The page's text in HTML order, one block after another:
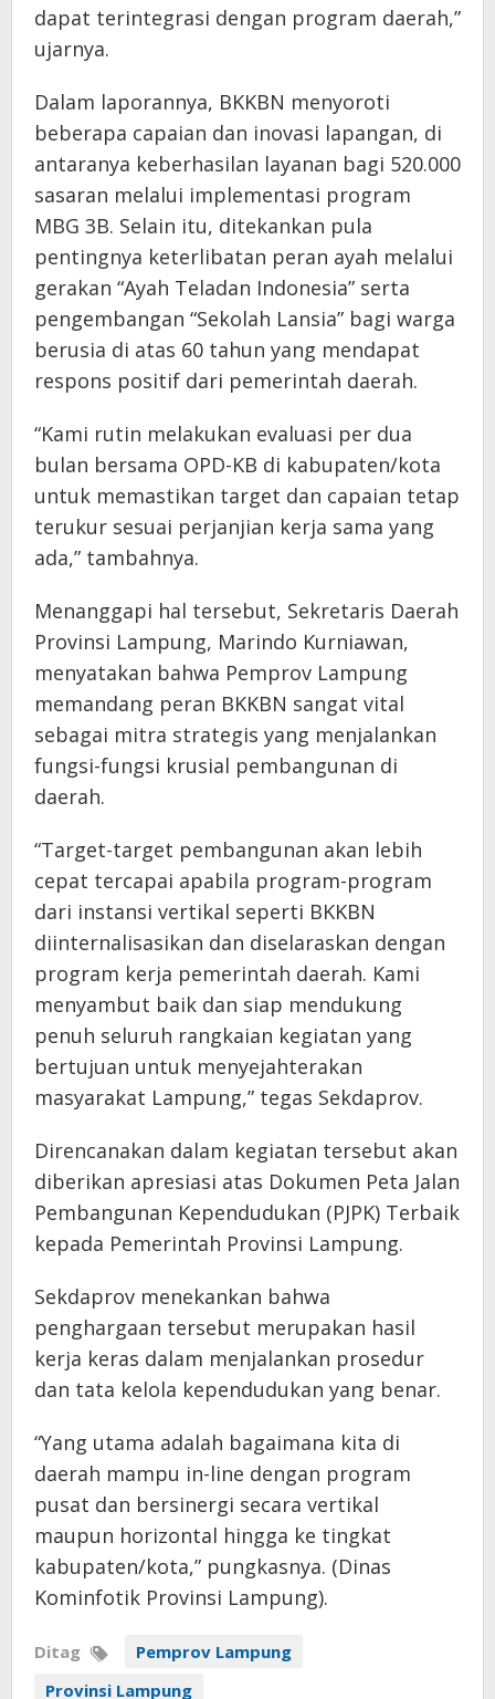
dapat terintegrasi dengan program daerah,”
ujarnya.
Dalam laporannya, BKKBN menyoroti
beberapa capaian dan inovasi lapangan, di
antaranya keberhasilan layanan bagi 520.000
sasaran melalui implementasi program
MBG 3B. Selain itu, ditekankan pula
pentingnya keterlibatan peran ayah melalui
gerakan “Ayah Teladan Indonesia” serta
pengembangan “Sekolah Lansia” bagi warga
berusia di atas 60 tahun yang mendapat
respons positif dari pemerintah daerah.
“Kami rutin melakukan evaluasi per dua
bulan bersama OPD-KB di kabupaten/kota
untuk memastikan target dan capaian tetap
terukur sesuai perjanjian kerja sama yang
ada,” tambahnya.
Menanggapi hal tersebut, Sekretaris Daerah
Provinsi Lampung, Marindo Kurniawan,
menyatakan bahwa Pemprov Lampung
memandang peran BKKBN sangat vital
sebagai mitra strategis yang menjalankan
fungsi-fungsi krusial pembangunan di
daerah.
“Target-target pembangunan akan lebih
cepat tercapai apabila program-program
dari instansi vertikal seperti BKKBN
diinternalisasikan dan diselaraskan dengan
program kerja pemerintah daerah. Kami
menyambut baik dan siap mendukung
penuh seluruh rangkaian kegiatan yang
bertujuan untuk menyejahterakan
masyarakat Lampung,” tegas Sekdaprov.
Direncanakan dalam kegiatan tersebut akan
diberikan apresiasi atas Dokumen Peta Jalan
Pembangunan Kependudukan (PJPK) Terbaik
kepada Pemerintah Provinsi Lampung.
Sekdaprov menekankan bahwa
penghargaan tersebut merupakan hasil
kerja keras dalam menjalankan prosedur
dan tata kelola kependudukan yang benar.
“Yang utama adalah bagaimana kita di
daerah mampu in-line dengan program
pusat dan bersinergi secara vertikal
maupun horizontal hingga ke tingkat
kabupaten/kota,” pungkasnya. (Dinas
Kominfotik Provinsi Lampung).
Ditag
Pemprov Lampung
Provinsi Lampung